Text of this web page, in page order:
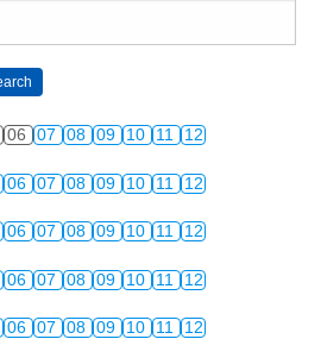
06 07 08 09 10 11 12
06 07 08 09 10 11 12
06 07 08 09 10 11 12
06 07 08 09 10 11 12
06 07 08 09 10 11 12